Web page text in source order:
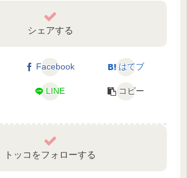
シェアする
Facebook はてブ
LINE コピー
トッコをフォローする